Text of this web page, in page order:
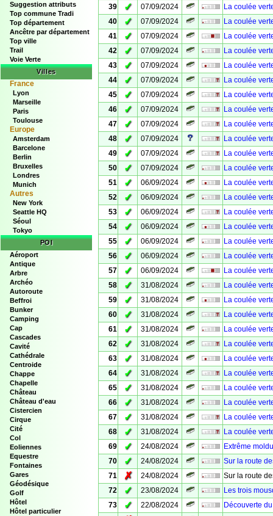
Suggestion attributs
Top commune Tradi
Top département
Ancêtre par département
Top ville
Trail
Voie Verte
Villes
France
Lyon
Marseille
Paris
Toulouse
Europe
Amsterdam
Barcelone
Berlin
Bruxelles
Londres
Munich
Autres
New York
Seattle HQ
Séoul
Tokyo
POI
Aéroport
Antique
Arbre
Archéo
Autoroute
Beffroi
Bunker
Camping
Cap
Cascades
Cavité
Cathédrale
Centroide
Chappe
Chapelle
Château
Château d'eau
Cistercien
Cirque
Cité
Col
Eoliennes
Equestre
Fontaines
Gares
Géodésique
Golf
Hôtel
Hôtel particulier
39
✓ 07/09/2024
La coulée
40
✓ 07/09/2024
La coulée
41
✓ 07/09/2024
La coulée
42
✓ 07/09/2024
La coulée
43
✓ 07/09/2024
La coulée
44
✓ 07/09/2024
La coulée
45
✓ 07/09/2024
La coulée
46
✓ 07/09/2024
La coulée
47
✓ 07/09/2024
La coulée
48
✓ 07/09/2024
La coulée
49
✓ 07/09/2024
La coulée
50
✓ 07/09/2024
La coulée
51
✓ 06/09/2024
La coulée
52
✓ 06/09/2024
La coulée
53
✓ 06/09/2024
La coulée
54
✓ 06/09/2024
La coulée
55
✓ 06/09/2024
La coulée
56
✓ 06/09/2024
La coulée
57
✓ 06/09/2024
La coulée
58
✓ 31/08/2024
La coulée
59
✓ 31/08/2024
La coulée
60
✓ 31/08/2024
La coulée
61
✓ 31/08/2024
La coulée
62
✓ 31/08/2024
La coulée
63
✓ 31/08/2024
La coulée
64
✓ 31/08/2024
La coulée
65
✓ 31/08/2024
La coulée
66
✓ 31/08/2024
La coulée
67
✓ 31/08/2024
La coulée
68
✓ 31/08/2024
La coulée
69
✓ 24/08/2024
Extrême
70
✓ 24/08/2024
Sur la route
71
✗ 24/08/2024
Sur la route
72
✓ 23/08/2024
Les trois
73
✓ 22/08/2024
Découverte